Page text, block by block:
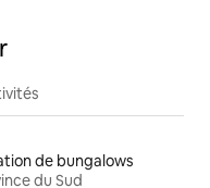
de bungalows
du Sud